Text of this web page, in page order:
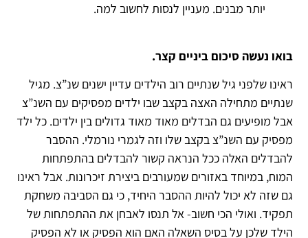
יותר מבנים. מעניין לנסות לחשוב למה.
בואו נעשה סיכום ביניים קצר.
ראינו שלפני גיל שנתיים רוב הילדים עדיין ישנים שנ”צ. מגיל
שנתיים מתחילה האצה בקצב שבו ילדים מפסיקים עם השנ”צ
אבל מופיעים גם הבדלים מאוד מאוד גדולים בין ילדים. כל ילד
מפסיק עם השנ”צ בקצב שלו וזה לגמרי נורמלי. ההסבר
להבדלים האלה ככל הנראה קשור להבדלים בהתפתחות
המוח, במיוחד באזורים שמעורבים ביצירת זיכרונות. אבל ראינו
גם שזה לא יכול להיות ההסבר היחיד, כי גם הסביבה משחקת
תפקיד. ואולי הכי חשוב- אל תנסו לאבחן את ההתפתחות של
הילד שלכן על בסיס השאלה האם הוא הפסיק או לא הפסיק